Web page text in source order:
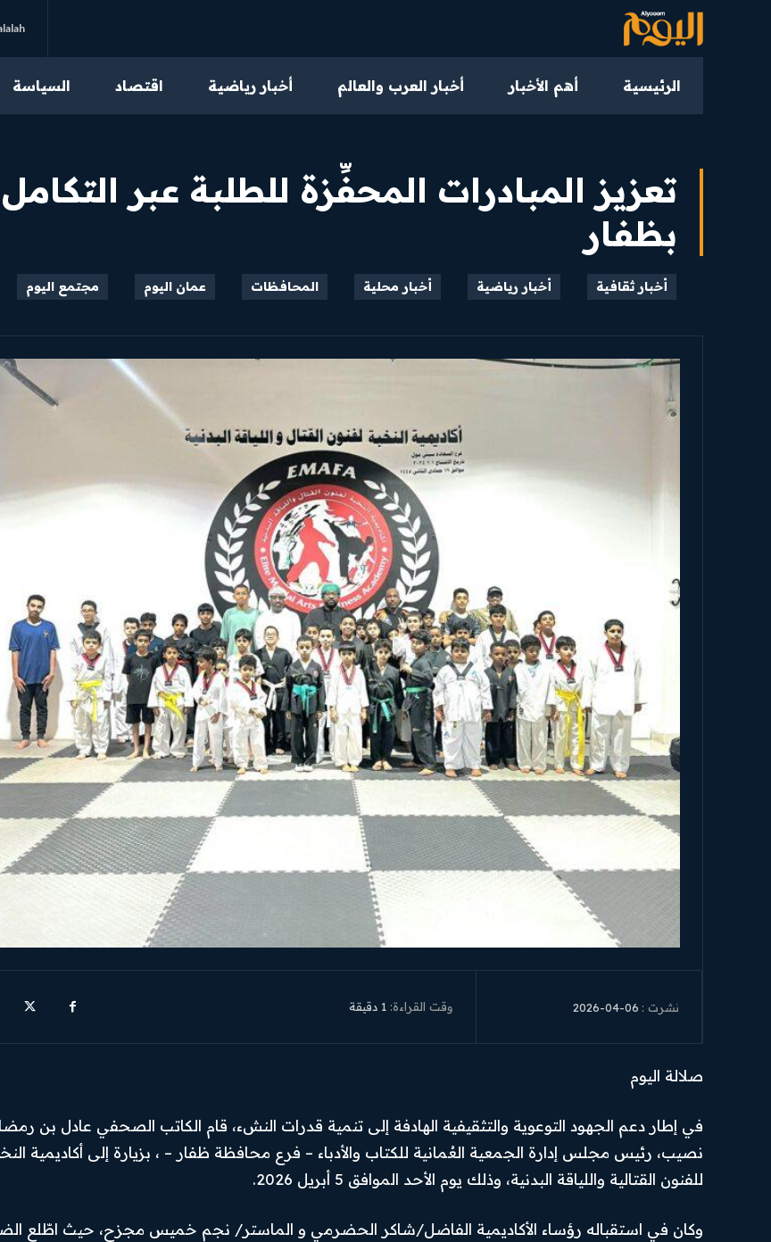
سياسة الخصوصية
الرئيسية أهم الأخبار أخبار العرب والعالم أخبار رياضية اقتصاد السياسة
تعزيز المبادرات المحفِّزة للطلبة عبر
بظفار
أخبار ثقافية أخبار رياضية أخبار محلية المحافظات عمان اليوم مجتمع اليوم
نشرت : 2026-04-06 وقت القراءة: 1 دقيقة
صلالة اليوم
في إطار دعم الجهود التوعوية والتثقيفية الهادفة إلى تنمية قدرات النشء، قام الكاتب الصحفي عادل بن
نصيب، رئيس مجلس إدارة الجمعية العُمانية للكتاب والأدباء – فرع محافظة ظفار – ، بزيارة إلى أكاديمية
للفنون القتالية واللياقة البدنية، وذلك يوم الأحد الموافق 5 أبريل 2026.
وكان في استقباله رؤساء الأكاديمية الفاضل/شاكر الحضرمي و الماستر/ نجم خميس مجزح، حيث اطّلع